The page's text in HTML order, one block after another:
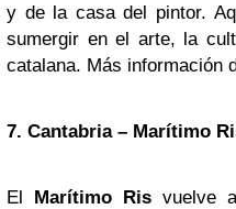
y de la casa del pintor.
sumergir en el arte, la
catalana. Más información
7. Cantabria – Marítimo
El Marítimo Risvuelve